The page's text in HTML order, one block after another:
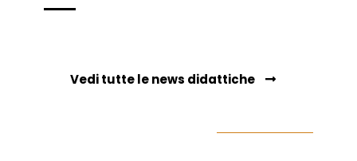
Vedi tutte le news didattiche